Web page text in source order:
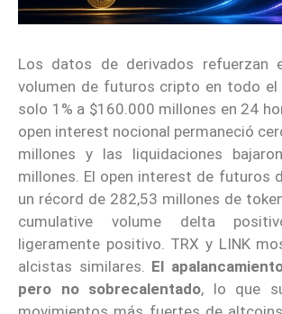
Los datos de derivados refuerzan
volumen de futuros cripto en todo el
solo 1% a $160.000 millones en 24
open interest nocional permaneció
millones y las liquidaciones
millones. El open interest de futuros
un récord de 282,53 millones de
cumulative volume delta
ligeramente positivo. TRX y LINK
alcistas similares. El
pero no sobrecalentado, lo que